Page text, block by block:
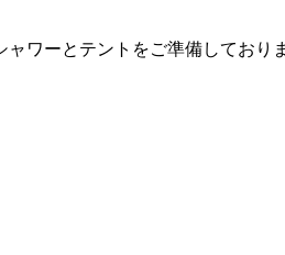
ワーとテントをご準備しており